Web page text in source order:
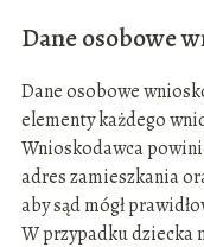
Dane osobowe
Dane osobowe
elementy każdego
Wnioskodawca
adres zamieszkania
aby sąd mógł
W przypadku dziecka